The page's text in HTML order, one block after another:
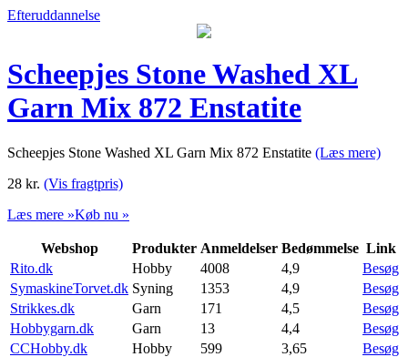
Efteruddannelse
Scheepjes Stone Washed XL
Garn Mix 872 Enstatite
Scheepjes Stone Washed XL Garn Mix 872 Enstatite (Læs mere)
28 kr. (Vis fragtpris)
Læs mere »Køb nu »
Webshop Produkter Anmeldelser Bedømmelse Link
Rito.dk
Hobby 4008 4,9
Besøg
SymaskineTorvet.dk Syning 1353 4,9
Besøg
Strikkes.dk
Garn 171 4,5
Besøg
Hobbygarn.dk
Garn 13 4,4
Besøg
CCHobby.dk
Hobby 599 3,65
Besøg